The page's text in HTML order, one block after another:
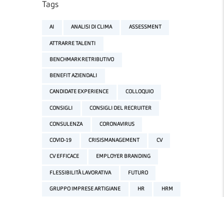
Tags
AI ANALISI DI CLIMA ASSESSMENT
ATTRARRE TALENTI
BENCHMARK RETRIBUTIVO
BENEFIT AZIENDALI
CANDIDATE EXPERIENCE COLLOQUIO
CONSIGLI CONSIGLI DEL RECRUITER
CONSULENZA CORONAVIRUS
COVID-19 CRISISMANAGEMENT CV
CV EFFICACE EMPLOYER BRANDING
FLESSIBILITÀ LAVORATIVA FUTURO
GRUPPO IMPRESE ARTIGIANE HR HRM